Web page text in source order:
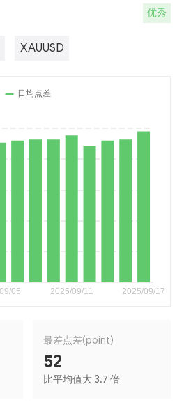
优秀
XAUUSD
最差点差(point)
52
比平均值大 3.7 倍